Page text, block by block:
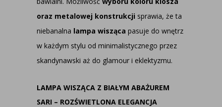
oraz metalowej konstrukcji sprawia, że ta
niebanalna lampa wisząca pasuje do wnętrz
w każdym stylu od minimalistycznego przez
skandynawski aż do glamour i eklektyzmu.
LAMPA WISZĄCA Z BIAŁYM ABAŻUREM
SARI – ROZŚWIETLONA ELEGANCJA